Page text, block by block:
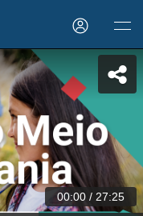
00:00 / 27:25